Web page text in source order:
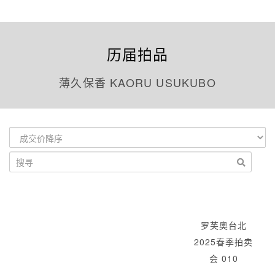
历届拍品
薄久保香 KAORU USUKUBO
罗芙奥台北
2025春季拍卖
会 010